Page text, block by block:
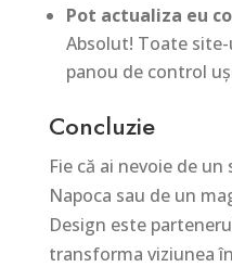
Pot actualiza eu
Absolut! Toate
panou de control
Concluzie
Fie că ai nevoie de
Napoca sau de un
Design este
transforma viziunea